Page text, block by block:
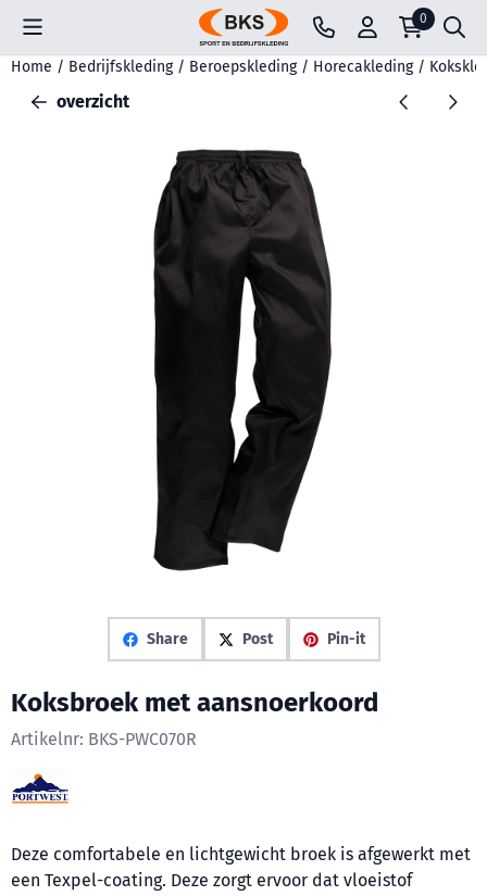
Cookievoorkeuren zijn beschikbaar. Kies instellingen of sta
0
Home / Bedrijfskleding / Beroepskleding / Horecakleding /
overzicht
Share Post Pin-it
Koksbroek met aansnoerkoord
Artikelnr: BKS-PWC070R
Deze comfortabele en lichtgewicht broek is afgewerkt met
een Texpel-coating. Deze zorgt ervoor dat vloeistof